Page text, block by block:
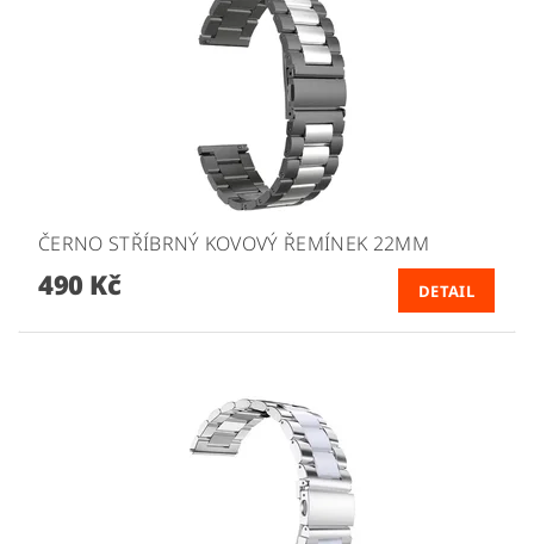
ČERNO STŘÍBRNÝ KOVOVÝ ŘEMÍNEK 22MM
490 Kč DETAIL